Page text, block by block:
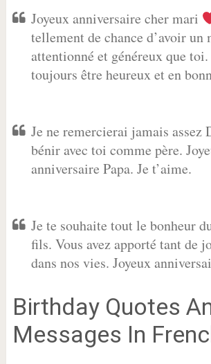
Joyeux anniversaire cher mari
tellement de chance d’avoir un
attentionné et généreux que
toujours être heureux et en
Je ne remercierai jamais assez
bénir avec toi comme père.
anniversaire Papa. Je t’aime.
Je te souhaite tout le bonheur
fils. Vous avez apporté tant de
dans nos vies. Joyeux
Birthday Quotes
Messages In